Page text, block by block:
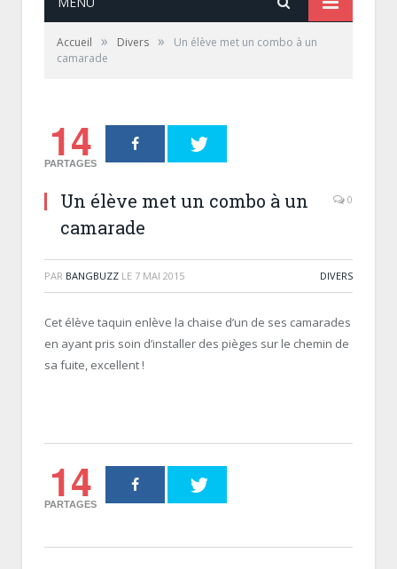
Accueil » Divers »
Un élève met un combo à un
camarade
14
PARTAGES
Un élève met un combo à un
camarade
0
PAR BANGBUZZ LE 7 MAI 2015 DIVERS
Cet élève taquin enlève la chaise d’un de ses camarades
en ayant pris soin d’installer des pièges sur le chemin de
sa fuite, excellent !
14
PARTAGES